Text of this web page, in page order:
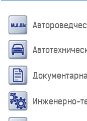
Инженерно-